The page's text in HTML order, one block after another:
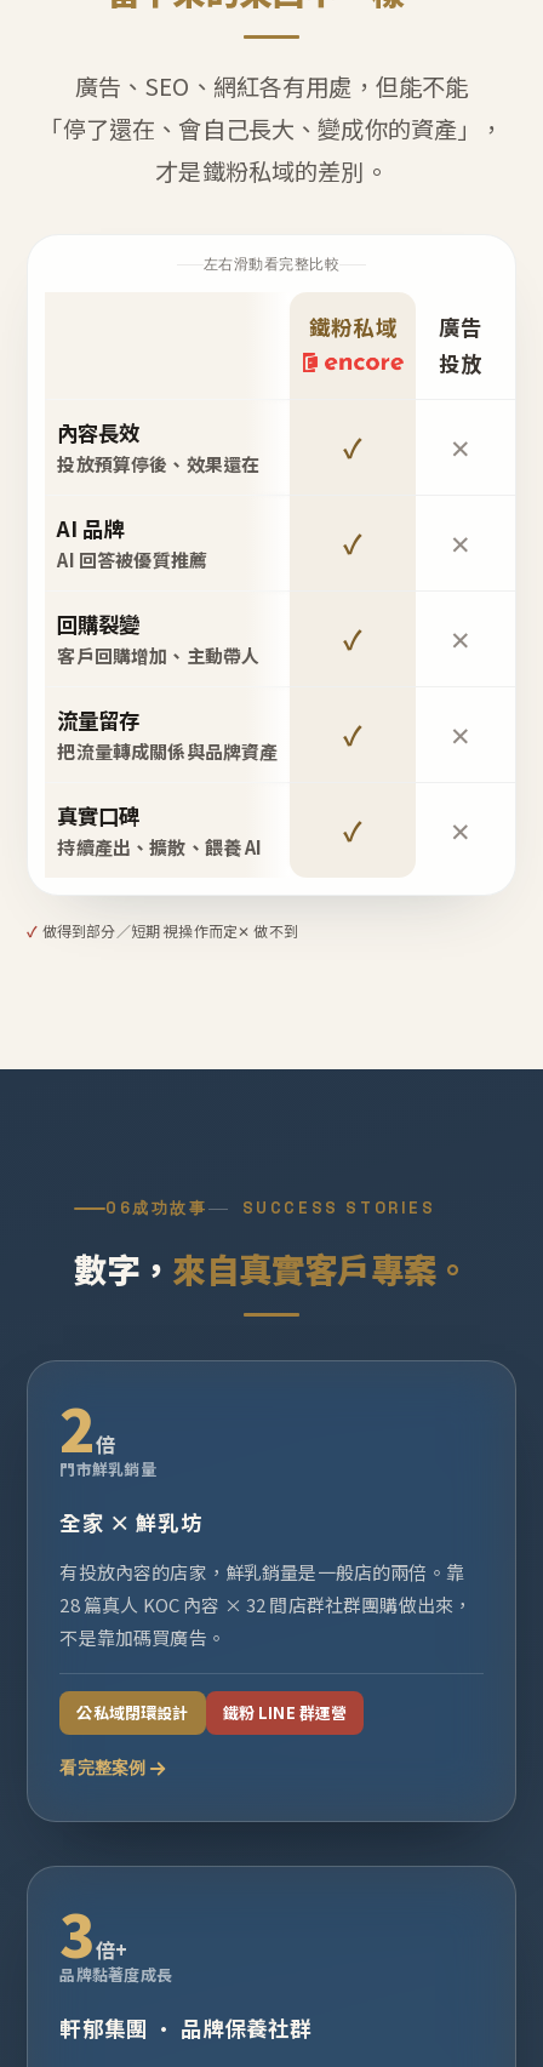
廣告、SEO、網紅各有用處，但能不能
「停了還在、會自己長大、變成你的資產」，
才是鐵粉私域的差別。
左右滑動看完整比較
鐵粉私域
廣告
投放
內容長效
投放預算停後、效果還在 ✓ ✕
AI 品牌
AI 回答被優質推薦 ✓ ✕
回購裂變
客戶回購增加、主動帶人 ✓ ✕
流量留存
把流量轉成關係與品牌資產 ✓ ✕
真實口碑
持續產出、擴散、餵養 AI ✓ ✕
✓ 做得到部分／短期 視操作而定✕ 做不到
06成功故事 SUCCESS STORIES
數字， 來自真實客戶專案。
2倍
門市鮮乳銷量
全家 × 鮮乳坊
有投放內容的店家，鮮乳銷量是一般店的兩倍。靠
28 篇真人 KOC 內容 × 32 間店群社群團購做出來，
不是靠加碼買廣告。
公私域閉環設計 鐵粉 LINE 群運營
看完整案例
3倍+
品牌黏著度成長
軒郁集團 · 品牌保養社群